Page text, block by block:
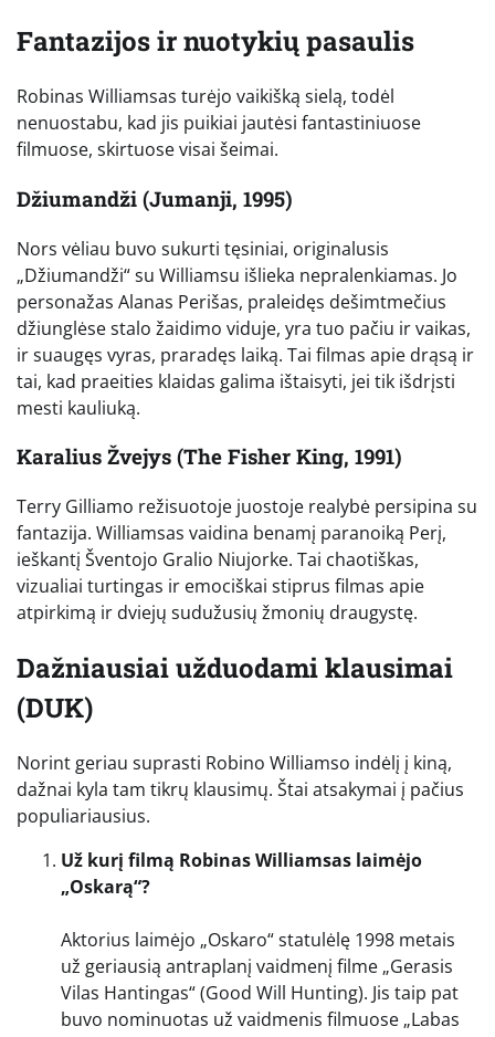
Fantazijos ir nuotykių pasaulis
Robinas Williamsas turėjo vaikišką sielą, todėl
nenuostabu, kad jis puikiai jautėsi fantastiniuose
filmuose, skirtuose visai šeimai.
Džiumandži (Jumanji, 1995)
Nors vėliau buvo sukurti tęsiniai, originalusis
„Džiumandži“ su Williamsu išlieka nepralenkiamas. Jo
personažas Alanas Perišas, praleidęs dešimtmečius
džiunglėse stalo žaidimo viduje, yra tuo pačiu ir vaikas,
ir suaugęs vyras, praradęs laiką. Tai filmas apie drąsą ir
tai, kad praeities klaidas galima ištaisyti, jei tik išdrįsti
mesti kauliuką.
Karalius Žvejys (The Fisher King, 1991)
Terry Gilliamo režisuotoje juostoje realybė persipina su
fantazija. Williamsas vaidina benamį paranoiką Perį,
ieškantį Šventojo Gralio Niujorke. Tai chaotiškas,
vizualiai turtingas ir emociškai stiprus filmas apie
atpirkimą ir dviejų sudužusių žmonių draugystę.
Dažniausiai užduodami klausimai
(DUK)
Norint geriau suprasti Robino Williamso indėlį į kiną,
dažnai kyla tam tikrų klausimų. Štai atsakymai į pačius
populiariausius.
Už kurį filmą Robinas Williamsas laimėjo
„Oskarą“?
Aktorius laimėjo „Oskaro“ statulėlę 1998 metais
už geriausią antraplanį vaidmenį filme „Gerasis
Vilas Hantingas“ (Good Will Hunting). Jis taip pat
buvo nominuotas už vaidmenis filmuose „Labas